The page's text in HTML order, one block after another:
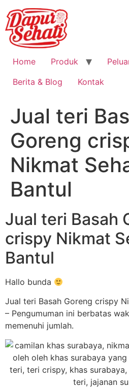
Home Produk
Berita & Blog
Kontak
Jual teri
Goreng
Nikmat
Bantul
Jual teri Basah
crispy Nikmat
Bantul
Hallo bunda
Jual teri Basah Goreng crispy
– Pengumuman ini berbatas
memenuhi jumlah.